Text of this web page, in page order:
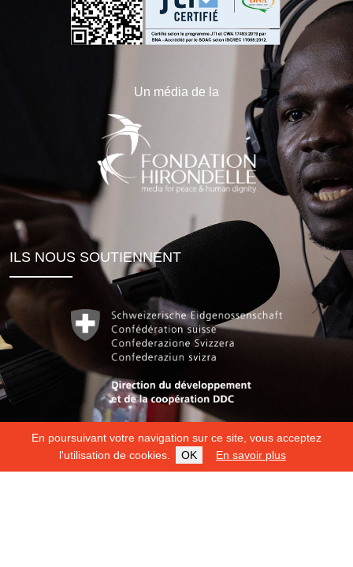
En poursuivant votre navigation sur ce site, vous acceptez
l'utilisation de cookies.
OK En savoir plus
Un média de la
ILS NOUS SOUTIENNENT